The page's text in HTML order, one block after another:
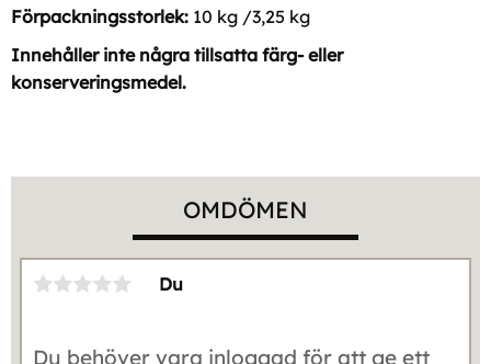
Förpackningsstorlek: 10 kg /3,25 kg
Innehåller inte några tillsatta färg- eller
konserveringsmedel.
OMDÖMEN
Du